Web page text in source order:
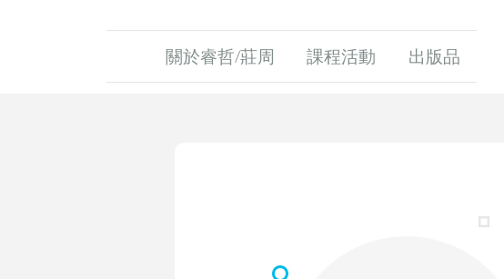
關於睿哲/莊周 課程活動 出版品